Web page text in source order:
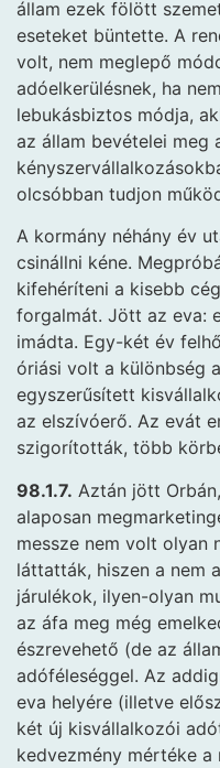
állam ezek fölött
eseteket büntette. A
volt, nem meglepő
adóelkerülésnek, ha
lebukásbiztos módja,
az állam bevételei meg
olcsóbban tudjon
A kormány néhány év
csinállni kéne.
kifehéríteni a kisebb
forgalmát. Jött az eva:
imádta. Egy-két év
óriási volt a különbség
egyszerűsített
az elszívóerő. Az evát
szigorították, több
98.1.7. Aztán jött
alaposan
messze nem volt olyan
láttatták, hiszen a nem
járulékok, ilyen-olyan
az áfa meg még
észrevehető (de az
adóféleséggel. Az
eva helyére (illetve
két új kisvállalkozói
kedvezmény mértéke